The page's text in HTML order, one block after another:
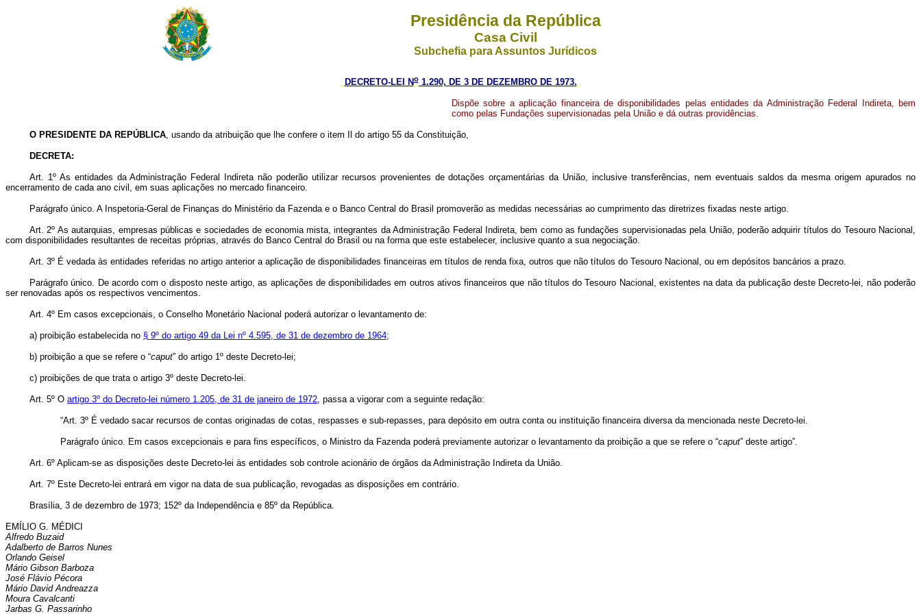
Presidência da República
Casa Civil
Subchefia para Assuntos Jurídicos
DECRETO-LEI No1.290, DE 3 DE DEZEMBRO DE 1973.
Dispõe sobre a aplicação financeira de disponibilidades pelas entidades da Administração Federal Indireta, bem
como pelas Fundações supervisionadas pela União e dá outras providências.
O PRESIDENTE DA REPÚBLICA, usando da atribuição que lhe confere o item Il do artigo 55 da Constituição,
DECRETA:
Art. 1º As entidades da Administração Federal Indireta não poderão utilizar recursos provenientes de dotações orçamentárias da União, inclusive transferências, nem eventuais saldos da mesma origem apurados no
encerramento de cada ano civil, em suas aplicações no mercado financeiro.
Parágrafo único. A Inspetoria-Geral de Finanças do Ministério da Fazenda e o Banco Central do Brasil promoverão as medidas necessárias ao cumprimento das diretrizes fixadas neste artigo.
Art. 2º As autarquias, empresas públicas e sociedades de economia mista, integrantes da Administração Federal Indireta, bem como as fundações supervisionadas pela União, poderão adquirir títulos do Tesouro Nacional,
com disponibilidades resultantes de receitas próprias, através do Banco Central do Brasil ou na forma que este estabelecer, inclusive quanto a sua negociação.
Art. 3º É vedada às entidades referidas no artigo anterior a aplicação de disponibilidades financeiras em títulos de renda fixa, outros que não títulos do Tesouro Nacional, ou em depósitos bancários a prazo.
Parágrafo único. De acordo com o disposto neste artigo, as aplicações de disponibilidades em outros ativos financeiros que não títulos do Tesouro Nacional, existentes na data da publicação deste Decreto-lei, não poderão
ser renovadas após os respectivos vencimentos.
Art. 4º Em casos excepcionais, o Conselho Monetário Nacional poderá autorizar o levantamento de:
a) proibição estabelecida no § 9º do artigo 49 da Lei nº 4.595, de 31 de dezembro de 1964;
b) proibição a que se refere o “caput” do artigo 1º deste Decreto-lei;
c) proibições de que trata o artigo 3º deste Decreto-lei.
Art. 5º O artigo 3º do Decreto-lei número 1.205, de 31 de janeiro de 1972, passa a vigorar com a seguinte redação:
“Art. 3º É vedado sacar recursos de contas originadas de cotas, respasses e sub-repasses, para depósito em outra conta ou instituição financeira diversa da mencionada neste Decreto-lei.
Parágrafo único. Em casos excepcionais e para fins específicos, o Ministro da Fazenda poderá previamente autorizar o levantamento da proibição a que se refere o “caput” deste artigo”.
Art. 6º Aplicam-se as disposições deste Decreto-lei às entidades sob controle acionário de órgãos da Administração Indireta da União.
Art. 7º Este Decreto-lei entrará em vigor na data de sua publicação, revogadas as disposições em contrário.
Brasília, 3 de dezembro de 1973; 152º da Independência e 85º da República.
EMÍLIO G. MÉDICI
Alfredo Buzaid
Adalberto de Barros Nunes
Orlando Geisel
Mário Gibson Barboza
José Flávio Pécora
Mário David Andreazza
Moura Cavalcanti
Jarbas G. Passarinho